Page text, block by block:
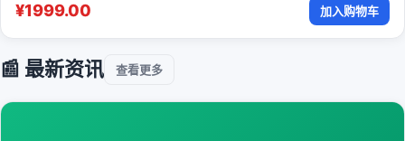
¥1999.00 加入购物车
📰 最新资讯 查看更多